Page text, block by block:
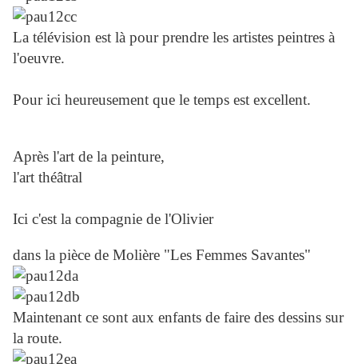
La télévision est là pour prendre les artistes peintres à
l'oeuvre.
Pour ici heureusement que le temps est excellent.
Après l'art de la peinture,
l'art théâtral
Ici c'est la compagnie de l'Olivier
dans la pièce de Molière "Les Femmes Savantes"
Maintenant ce sont aux enfants de faire des dessins sur
la route.